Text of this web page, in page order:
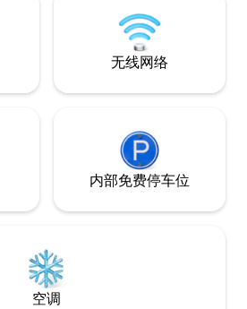
a stylish
breathtaking
your room!
无线网络
内部免费停车位
空调